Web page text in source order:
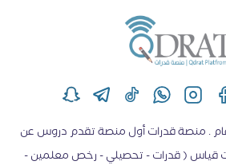
تمتد لأكثر من 14 عام . منصة قدرات أول منصة تقدم دروس عن
قياس ( قدرات - تحصيلي - رخص معلمين -